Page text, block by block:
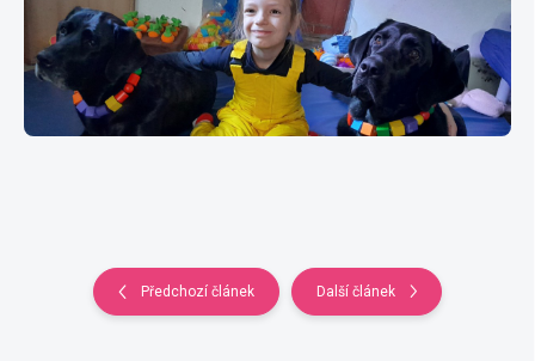
Předchozí článek Další článek